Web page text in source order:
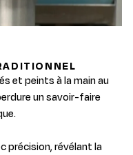
et peints à la main au
un savoir-faire
précision, révélant la